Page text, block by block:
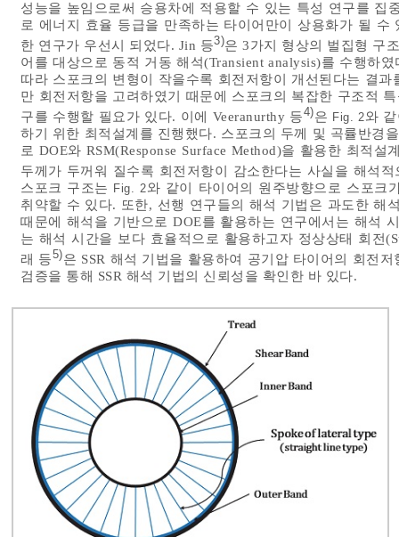
성능을 높임으로써 승용차에 적용할 수 있는 특성 연구를 집
로 에너지 효율 등급을 만족하는 타이어만이 상용화가 될
한 연구가 우선시 되었다. Jin 등3)은 3가지 형상의 벌집형 구
어를 대상으로 동적 거동 해석(Transient analysis)를 수행하
따라 스포크의 변형이 작을수록 회전저항이 개선된다는 결
만 회전저항을 고려하였기 때문에 스포크의 복잡한 구조적
구를 수행할 필요가 있다. 이에 Veeranurthy 등4)은 Fig. 2와
하기 위한 최적설계를 진행했다. 스포크의 두께 및 곡률반경
로 DOE와 RSM(Response Surface Method)을 활용한 최적
두께가 두꺼워 질수록 회전저항이 감소한다는 사실을 해석
스포크 구조는 Fig. 2와 같이 타이어의 원주방향으로 스포크
취약할 수 있다. 또한, 선행 연구들의 해석 기법은 과도한 해
때문에 해석을 기반으로 DOE를 활용하는 연구에서는 해석
는 해석 시간을 보다 효율적으로 활용하고자 정상상태 회전
래 등5)은 SSR 해석 기법을 활용하여 공기압 타이어의 회전
검증을 통해 SSR 해석 기법의 신뢰성을 확인한 바 있다.